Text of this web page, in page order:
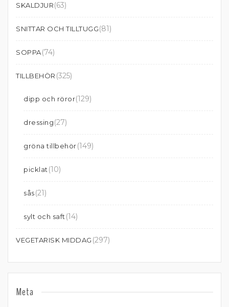
SKALDJUR(63)
SNITTAR OCH TILLTUGG(81)
SOPPA(74)
TILLBEHÖR (325)
dipp och röror(129)
dressing(27)
gröna tillbehör(149)
picklat (10)
sås(21)
sylt och saft (14)
VEGETARISK MIDDAG (297)
Meta